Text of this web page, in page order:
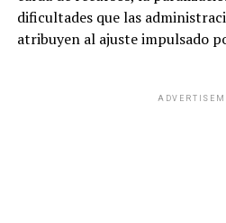
dificultades que las
atribuyen al ajuste impulsado